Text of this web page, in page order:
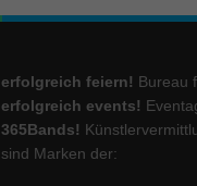
erfolgreich feiern! Bureau
erfolgreich events!
365Bands!
sind Marken der: